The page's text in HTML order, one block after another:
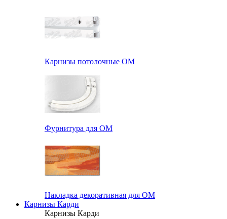
Карнизы потолочные ОМ
Фурнитура для ОМ
Накладка декоративная для ОМ
Карнизы Карди
Карнизы Карди